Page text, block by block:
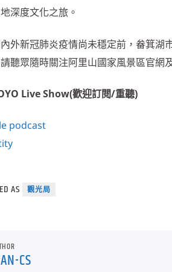
深度文化之旅。
外新冠肺炎疫情尚未穩定前，畚箕湖
聽眾隨時關注阿里山國家風景區官網
Live Show(歡迎訂閱/重聽)
podcast
AS 觀光局
CS